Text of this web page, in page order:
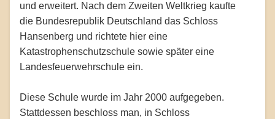
und erweitert. Nach dem Zweiten Weltkrieg kaufte
die Bundesrepublik Deutschland das Schloss
Hansenberg und richtete hier eine
Katastrophenschutzschule sowie später eine
Landesfeuerwehrschule ein.
Diese Schule wurde im Jahr 2000 aufgegeben.
Stattdessen beschloss man, in Schloss